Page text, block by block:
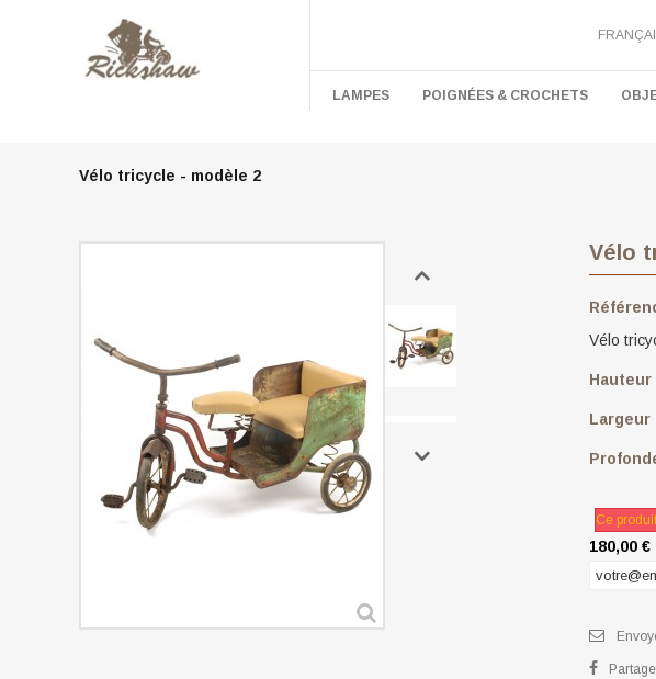
LAMPES POIGNÉES & CROCHETS
Vélo tricycle - modèle 2
Vélo
Vélo
Hauteur
Largeur
Ce
180,00 €